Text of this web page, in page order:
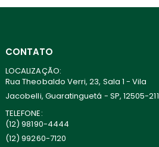
CONTATO
LOCALIZAÇÃO:
Rua Theobaldo Verri, 23, Sala 1 - Vila
Jacobelli, Guaratinguetá - SP, 12505-211
TELEFONE:
(12) 98190-4444
(12) 99260-7120